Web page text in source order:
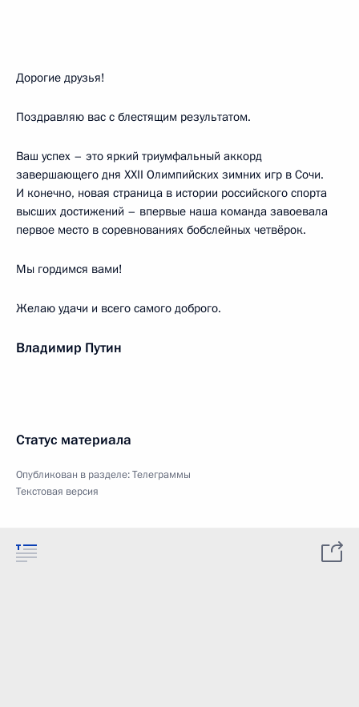
Дорогие друзья!
Поздравляю вас с блестящим результатом.
Ваш успех – это яркий триумфальный аккорд
завершающего дня XXII Олимпийских зимних игр в Сочи.
И конечно, новая страница в истории российского спорта
высших достижений – впервые наша команда завоевала
первое место в соревнованиях бобслейных четвёрок.
Мы гордимся вами!
Желаю удачи и всего самого доброго.
Владимир Путин
Статус материала
Опубликован в разделе:Телеграммы
Текстовая версия